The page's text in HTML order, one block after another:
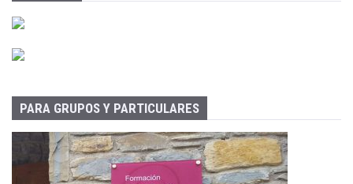
PARA GRUPOS Y PARTICULARES